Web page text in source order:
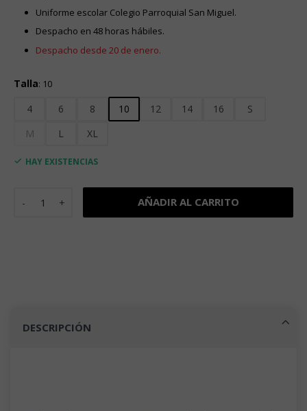
Uniforme escolar Colegio Parroquial San Miguel.
Despacho en 48 horas hábiles.
Despacho desde 20 de enero.
Talla: 10
4 6 8 10 12 14 16
S
M
L XL
HAY EXISTENCIAS
Polera deporte manga corta Colegio Parroquial cantidad
AÑADIR AL CARRITO
DESCRIPCIÓN